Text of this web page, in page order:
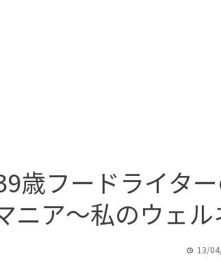
歳フードライタ
ニア〜私のウェ
13/